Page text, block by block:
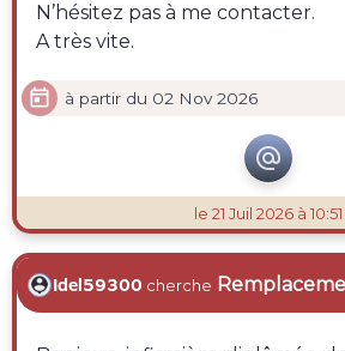
N’hésitez pas à me contacter.
A très vite.
 à partir du 02 Nov 2026

le 21 Juil 2026 à 10:51
Idel59300 cherche